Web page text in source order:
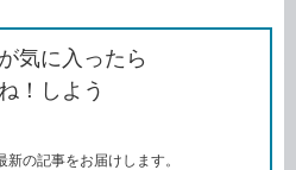
シ
ェ
ア
な
ブ
ッ
ク
ク
ク
を
コ
気に入ったら
！しよう
の記事をお届けします。